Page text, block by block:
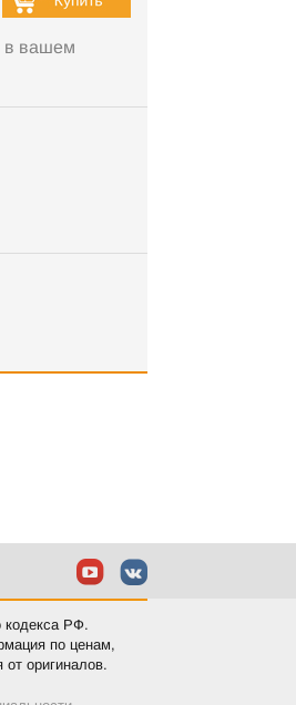
в вашем
кодекса РФ.
по ценам,
оригиналов.